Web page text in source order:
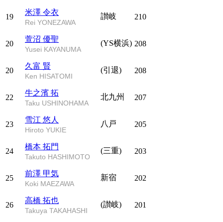
19
米澤 令衣
Rei YONEZAWA
讃岐 210
20
萱沼 優聖
Yusei KAYANUMA
(YS横浜) 208
20
久富 賢
Ken HISATOMI
(引退) 208
22
牛之濱 拓
Taku USHINOHAMA
北九州 207
23
雪江 悠人
Hiroto YUKIE
八戸 205
24
橋本 拓門
Takuto HASHIMOTO
(三重) 203
25
前澤 甲気
Koki MAEZAWA
新宿 202
26
高橋 拓也
Takuya TAKAHASHI
(讃岐) 201